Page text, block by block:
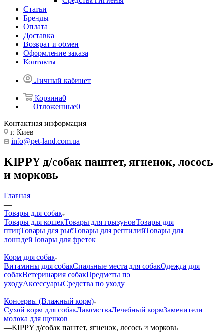
Статьи
Бренды
Оплата
Доставка
Возврат и обмен
Оформление заказа
Контакты
Личный кабинет
Корзина0
Отложенные0
Контактная информация
г. Киев
info@pet-land.com.ua
KIPPY д/собак паштет, ягненок, лосось
и морковь
Главная
—
Товары для собак
Товары для кошекТовары для грызуновТовары для
птицТовары для рыбТовары для рептилийТовары для
лошадейТовары для фреток
—
Корм для собак
Витамины для собакСпальные места для собакОдежда для
собакВетеринария собакПредметы по
уходуАксессуарыСредства по уходу
—
Консервы (Влажный корм)
Сухой корм для собакЛакомстваЛечебный кормЗаменители
молока для щенков
—KIPPY д/собак паштет, ягненок, лосось и морковь